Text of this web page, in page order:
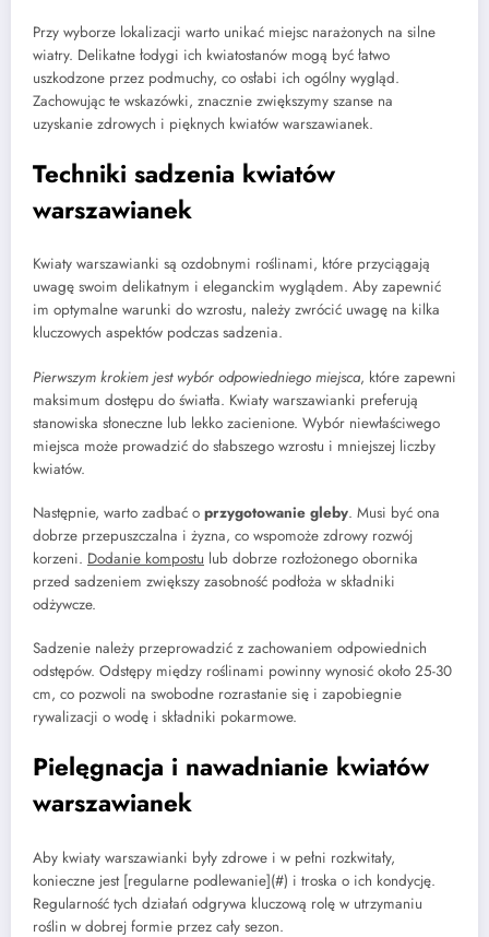
Przy wyborze lokalizacji warto unikać miejsc narażonych na silne
wiatry. Delikatne łodygi ich kwiatostanów mogą być łatwo
uszkodzone przez podmuchy, co osłabi ich ogólny wygląd.
Zachowując te wskazówki, znacznie zwiększymy szanse na
uzyskanie zdrowych i pięknych kwiatów warszawianek.
Techniki sadzenia kwiatów
warszawianek
Kwiaty warszawianki są ozdobnymi roślinami, które przyciągają
uwagę swoim delikatnym i eleganckim wyglądem. Aby zapewnić
im optymalne warunki do wzrostu, należy zwrócić uwagę na kilka
kluczowych aspektów podczas sadzenia.
Pierwszym krokiem jest wybór odpowiedniego miejsca, które zapewni
maksimum dostępu do światła. Kwiaty warszawianki preferują
stanowiska słoneczne lub lekko zacienione. Wybór niewłaściwego
miejsca może prowadzić do słabszego wzrostu i mniejszej liczby
kwiatów.
Następnie, warto zadbać o przygotowanie gleby. Musi być ona
dobrze przepuszczalna i żyzna, co wspomoże zdrowy rozwój
korzeni. Dodanie kompostu lub dobrze rozłożonego obornika
przed sadzeniem zwiększy zasobność podłoża w składniki
odżywcze.
Sadzenie należy przeprowadzić z zachowaniem odpowiednich
odstępów. Odstępy między roślinami powinny wynosić około 25-30
cm, co pozwoli na swobodne rozrastanie się i zapobiegnie
rywalizacji o wodę i składniki pokarmowe.
Pielęgnacja i nawadnianie kwiatów
warszawianek
Aby kwiaty warszawianki były zdrowe i w pełni rozkwitały,
konieczne jest [regularne podlewanie](#) i troska o ich kondycję.
Regularność tych działań odgrywa kluczową rolę w utrzymaniu
roślin w dobrej formie przez cały sezon.